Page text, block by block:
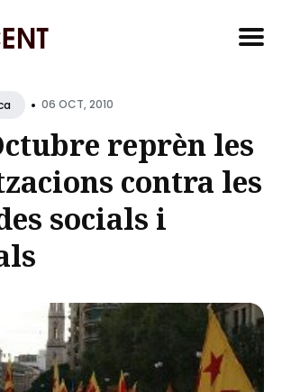
• 06 OCT, 2010
reprèn les
contra les
socials i